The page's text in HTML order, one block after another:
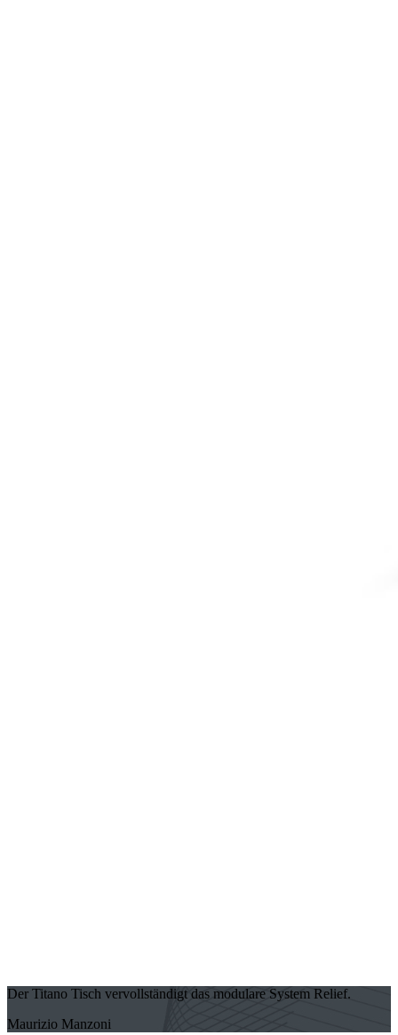
Der Titano Tisch vervollständigt das modulare System Relief.
Maurizio Manzoni